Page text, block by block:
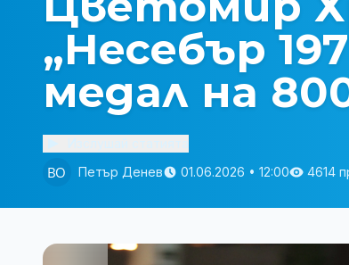
„Несебър
медал на
Петър Денев
01.06.2026 • 12:00 4614